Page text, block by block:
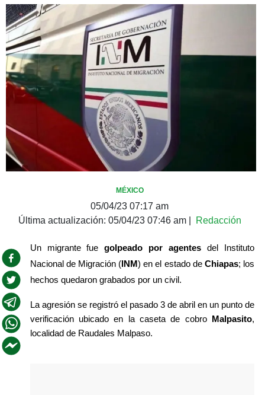
MÉXICO
05/04/23 07:17 am
Última actualización: 05/04/23 07:46 am| Redacción
Un migrante fue golpeado por agentes del Instituto
Nacional de Migración ( INM) en el estado de Chiapas; los
hechos quedaron grabados por un civil.
La agresión se registró el pasado 3 de abril en un punto de
verificación ubicado en la caseta de cobro
Malpasito,
localidad de Raudales Malpaso.